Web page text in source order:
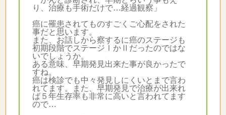
り、治療も手術だけで…経過観察」
癌に罹患されてものすごくご心配をされた
事だと思います。
また、お話しから察するに癌のステージも
初期段階でステージⅠかⅡだったのではな
いでしょうか。
ある意味、早期発見出来た事が良かったで
すね。
癌は検診でも中々発見しにくいとまで言わ
れてます。また、早期発見で治療が出来れ
ば５年生存率も非常に高いと言われてます
ので…